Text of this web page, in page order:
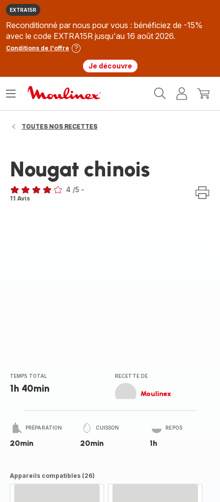
EXTRA15R
Reconditionné par nous pour vous : bénéficiez de -15%
avec le code EXTRA15R jusqu'au 16 août 2026.
Conditions de l'offre
Je découvre
MonMon
Ouvrir
TOUTES NOS RECETTES
Nougat chinois
Avis
4 /5 -
11 Avis
TEMPS TOTAL
1h 40min
RECETTE DE
Moulinex
PRÉPARATION
20min
CUISSON
20min
REPOS
1h
Appareils compatibles (26)